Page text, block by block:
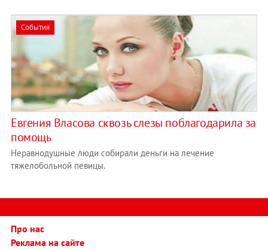
События
Евгения Власова сквозь слезы поблагодарила за
помощь
Неравнодушные люди собирали деньги на лечение
тяжелобольной певицы.
Про нас
Реклама на сайте